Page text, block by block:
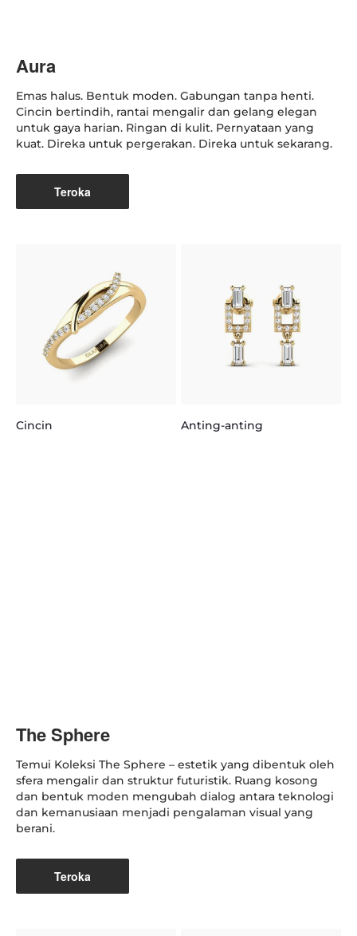
Aura
Emas halus. Bentuk moden. Gabungan tanpa henti.
Cincin bertindih, rantai mengalir dan gelang elegan
untuk gaya harian. Ringan di kulit. Pernyataan yang
kuat. Direka untuk pergerakan. Direka untuk sekarang.
Teroka
Cincin Anting-anting
The Sphere
Temui Koleksi The Sphere – estetik yang dibentuk oleh
sfera mengalir dan struktur futuristik. Ruang kosong
dan bentuk moden mengubah dialog antara teknologi
dan kemanusiaan menjadi pengalaman visual yang
berani.
Teroka